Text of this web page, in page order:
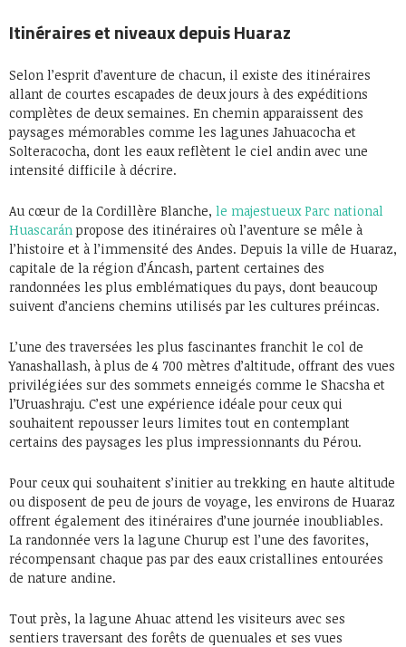
Itinéraires et niveaux depuis Huaraz
Selon l’esprit d’aventure de chacun, il existe des itinéraires
allant de courtes escapades de deux jours à des expéditions
complètes de deux semaines. En chemin apparaissent des
paysages mémorables comme les lagunes Jahuacocha et
Solteracocha, dont les eaux reflètent le ciel andin avec une
intensité difficile à décrire.
Au cœur de la Cordillère Blanche, le majestueux Parc national
Huascaránpropose des itinéraires où l’aventure se mêle à
l’histoire et à l’immensité des Andes. Depuis la ville de Huaraz,
capitale de la région d’Áncash, partent certaines des
randonnées les plus emblématiques du pays, dont beaucoup
suivent d’anciens chemins utilisés par les cultures préincas.
L’une des traversées les plus fascinantes franchit le col de
Yanashallash, à plus de 4 700 mètres d’altitude, offrant des vues
privilégiées sur des sommets enneigés comme le Shacsha et
l’Uruashraju. C’est une expérience idéale pour ceux qui
souhaitent repousser leurs limites tout en contemplant
certains des paysages les plus impressionnants du Pérou.
Pour ceux qui souhaitent s’initier au trekking en haute altitude
ou disposent de peu de jours de voyage, les environs de Huaraz
offrent également des itinéraires d’une journée inoubliables.
La randonnée vers la lagune Churup est l’une des favorites,
récompensant chaque pas par des eaux cristallines entourées
de nature andine.
Tout près, la lagune Ahuac attend les visiteurs avec ses
sentiers traversant des forêts de quenuales et ses vues